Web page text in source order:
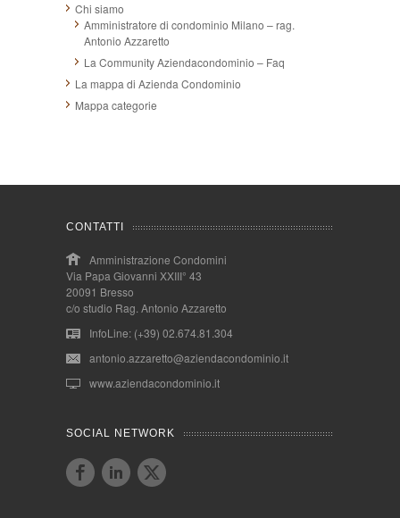
Chi siamo
Amministratore di condominio Milano – rag.
Antonio Azzaretto
La Community Aziendacondominio – Faq
La mappa di Azienda Condominio
Mappa categorie
CONTATTI
Amministrazione Condomini
Via Papa Giovanni XXIII° 43
20091 Bresso
c/o studio Rag. Antonio Azzaretto
InfoLine: (+39) 02.674.81.304
antonio.azzaretto@aziendacondominio.it
www.aziendacondominio.it
SOCIAL NETWORK